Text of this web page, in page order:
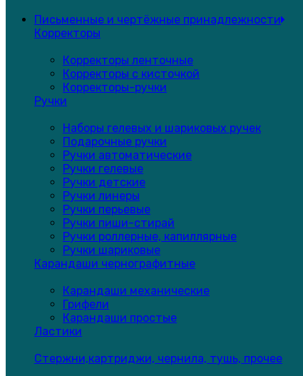
Письменные и чертёжные принадлежности
Корректоры
Корректоры ленточные
Корректоры с кисточкой
Корректоры-ручки
Ручки
Наборы гелевых и шариковых ручек
Подарочные ручки
Ручки автоматические
Ручки гелевые
Ручки детские
Ручки линеры
Ручки перьевые
Ручки пиши-стирай
Ручки роллерные, капиллярные
Ручки шариковые
Карандаши чернографитные
Карандаши механические
Грифели
Карандаши простые
Ластики
Стержни,картриджи, чернила, тушь, прочее